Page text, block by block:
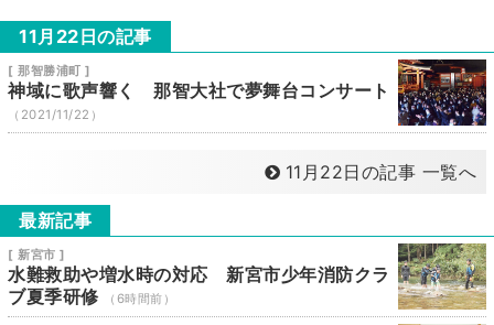
11月22日の記事
[ 那智勝浦町 ]
神域に歌声響く 那智大社で夢舞台コンサート
（2021/11/22）
11月22日の記事 一覧へ
最新記事
[ 新宮市 ]
水難救助や増水時の対応 新宮市少年消防クラ
ブ夏季研修
（6時間前）